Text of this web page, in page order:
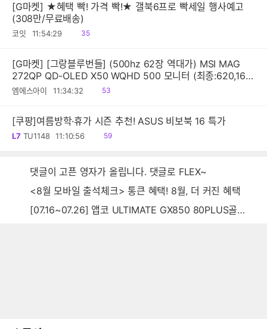
[G마켓] ★혜택 빡! 가격 빡!★ 갤북6프로 빡세일 행사예고
(308만/무료배송)
코잇 11:54:29
읽
35
[G마켓] [그랑블루번들] (500hz 62장 역대가) MSI MAG
272QP QD-OLED X50 WQHD 500 모니터 (최종:620,160
원)
엠에스아이 11:34:32
읽
53
[쿠팡]여름방학·휴가 시즌 추천! ASUS 비보북 16 특가
L7 TU1148 11:10:56
읽
59
댓글이 고픈 영자가 올립니다. 댓글로 FLEX~
<8월 모바일 출석체크> 통큰 혜택! 8월, 더 커진 혜택
[07.16~07.26] 앱코 ULTIMATE GX850 80PLUS골드 풀모듈러 ATX3.0 블랙